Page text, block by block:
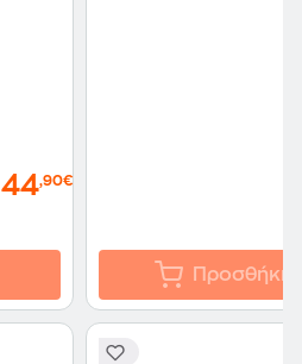
44,90€
Προσθήκη